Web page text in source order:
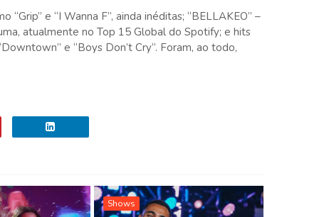
e “I Wanna F”, ainda inéditas; “BELLAKEO” –
atualmente no Top 15 Global do Spotify; e hits
e “Boys Don’t Cry”. Foram, ao todo,
Shows